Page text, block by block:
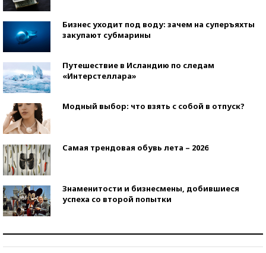
Бизнес уходит под воду: зачем на суперъяхты
закупают субмарины
Путешествие в Исландию по следам
«Интерстеллара»
Модный выбор: что взять с собой в отпуск?
Самая трендовая обувь лета – 2026
Знаменитости и бизнесмены, добившиеся
успеха со второй попытки